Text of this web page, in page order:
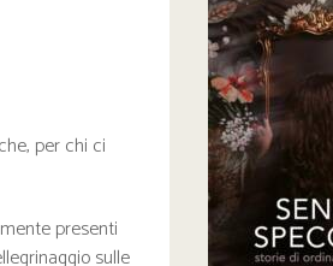
per chi ci
presenti
sulle